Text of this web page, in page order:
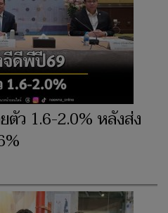
ตัว 1.6-2.0% หลังส่ง